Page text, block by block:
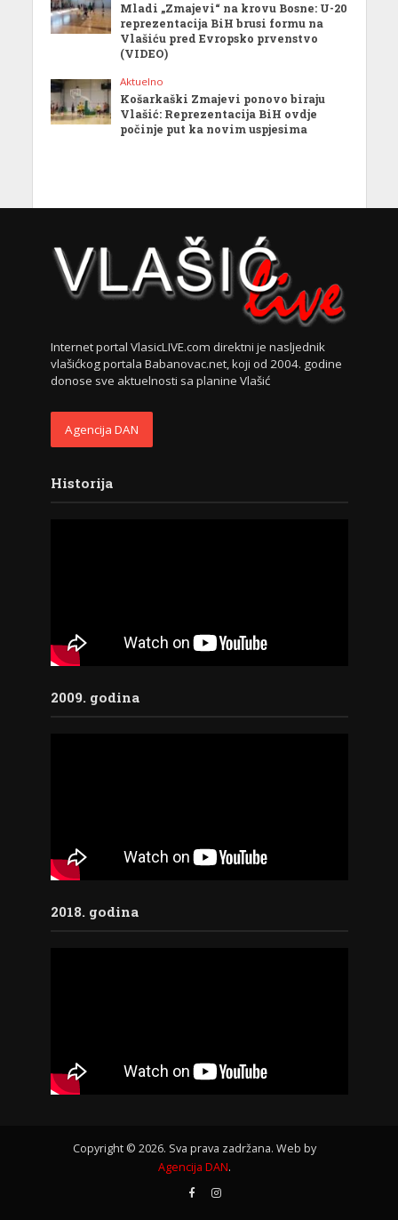
Mladi „Zmajevi“ na krovu Bosne: U-20
reprezentacija BiH brusi formu na
Vlašiću pred Evropsko prvenstvo
(VIDEO)
Aktuelno
Košarkaški Zmajevi ponovo biraju
Vlašić: Reprezentacija BiH ovdje
počinje put ka novim uspjesima
Internet portal VlasicLIVE.com direktni je nasljednik
vlašićkog portala Babanovac.net, koji od 2004. godine
donose sve aktuelnosti sa planine Vlašić
Agencija DAN
Historija
2009. godina
2018. godina
Copyright © 2026. Sva prava zadržana. Web by
Agencija DAN.